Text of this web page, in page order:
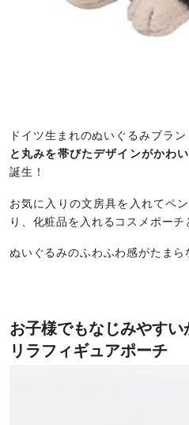
ドイツ生まれのぬいぐるみブラ
と丸みを帯びたデザインがかわ
誕生！
お気に入りの文房具を入れてペ
り、化粧品を入れるコスメポーチ
ぬいぐるみのふわふわ感がたまら
お子様でもなじみやす
リラフィギュアポーチ